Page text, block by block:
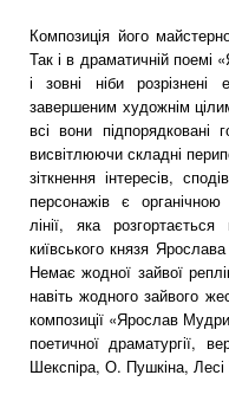
Композиція його
Так і в драматичній поемі
і зовні ніби
завершеним художнім
всі вони підпорядковані
висвітлюючи складні
зіткнення інтересів,
персонажів є
лінії, яка
київського князя
Немає жодної зайвої
навіть жодного зайвого
композиції «Ярослав
поетичної драматургії,
Шекспіра, О. Пушкіна, Лесі